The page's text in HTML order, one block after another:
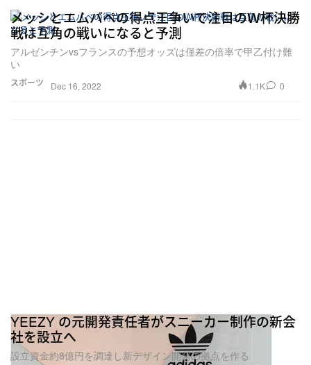
スポーツ
メッシとエムバペの得点王争いで注目のＷ杯決勝
戦は互角の戦いになると予測
アルゼンチンvsフランスの予想オッズは僅差の倍率で甲乙付け難
い
Dec 16, 2022 1.1K 0
YEEZY の元開発責任者がスニーカー制作の新会
社を設立へ
設立資金約8億円を調達し新デザイン開発の拠点を作る